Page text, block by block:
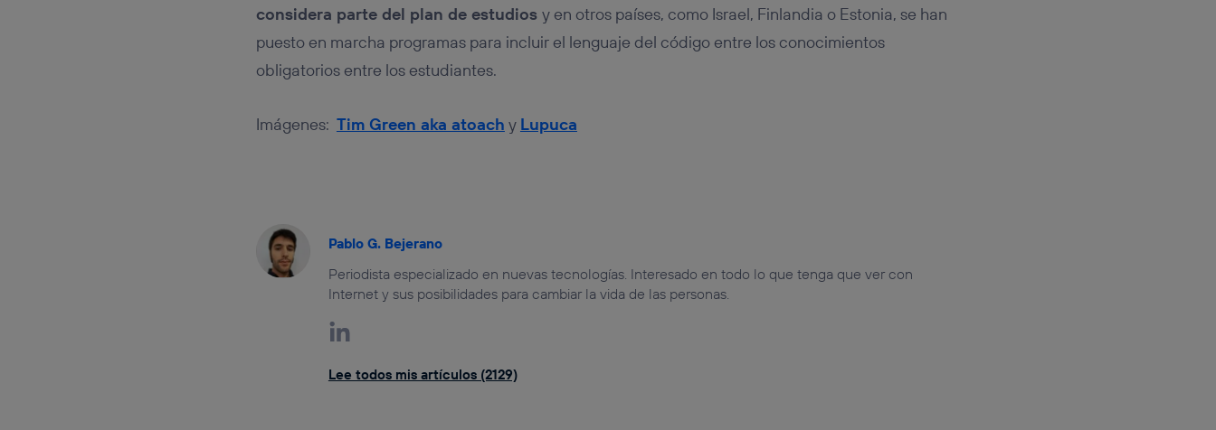
considera parte del plan de estudios y en otros países, como Israel, Finlandia o Estonia, se han
puesto en marcha programas para incluir el lenguaje del código entre los conocimientos
obligatorios entre los estudiantes.
Imágenes: Tim Green aka atoach y Lupuca
Pablo G. Bejerano
Periodista especializado en nuevas tecnologías. Interesado en todo lo que tenga que ver con
Internet y sus posibilidades para cambiar la vida de las personas.
Lee todos mis artículos (2129)